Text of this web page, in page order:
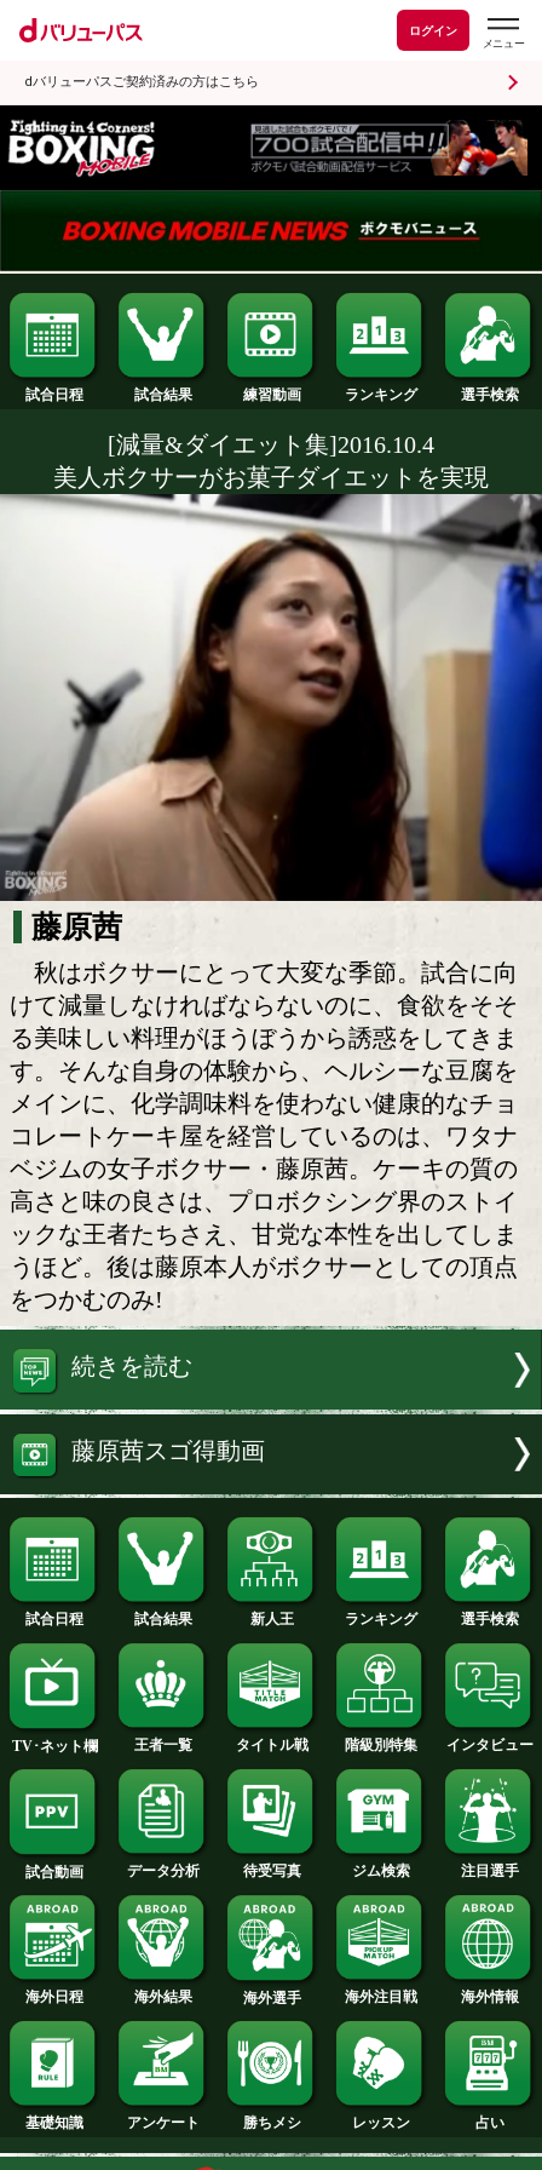
ログイン
dバリューパスご契約済みの方はこちら
試合日程 試合結果 練習動画 ランキング
[減量&ダイエット集]2016.10.4
美人ボクサーがお菓子ダイエットを
藤原茜
秋はボクサーにとって大変な季節。試
けて減量しなければならないのに、食
る美味しい料理がほうぼうから誘惑を
す。そんな自身の体験から、ヘルシー
メインに、化学調味料を使わない健康
コレートケーキ屋を経営しているのは
ベジムの女子ボクサー・藤原茜。ケー
高さと味の良さは、プロボクシング界
ックな王者たちさえ、甘党な本性を出
うほど。後は藤原本人がボクサーとし
をつかむのみ!
続きを読む
藤原茜スゴ得動画
試合日程 試合結果 新人王 ランキング
TV･ネット欄 王者一覧 タイトル戦 階級別特集